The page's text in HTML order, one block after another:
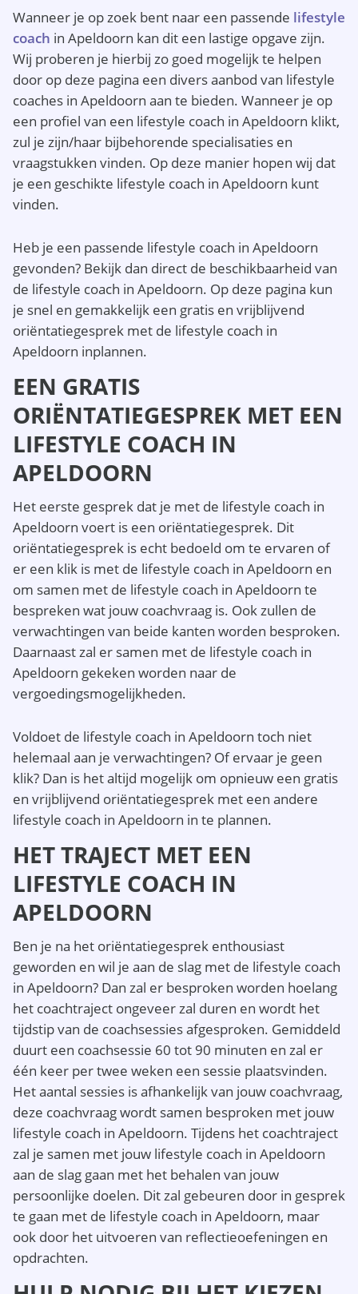
Wanneer je op zoek bent naar een passende lifestyle
coach in Apeldoorn kan dit een lastige opgave zijn.
Wij proberen je hierbij zo goed mogelijk te helpen
door op deze pagina een divers aanbod van lifestyle
coaches in Apeldoorn aan te bieden. Wanneer je op
een profiel van een lifestyle coach in Apeldoorn klikt,
zul je zijn/haar bijbehorende specialisaties en
vraagstukken vinden. Op deze manier hopen wij dat
je een geschikte lifestyle coach in Apeldoorn kunt
vinden.
Heb je een passende lifestyle coach in Apeldoorn
gevonden? Bekijk dan direct de beschikbaarheid van
de lifestyle coach in Apeldoorn. Op deze pagina kun
je snel en gemakkelijk een gratis en vrijblijvend
oriëntatiegesprek met de lifestyle coach in
Apeldoorn inplannen.
EEN GRATIS
ORIËNTATIEGESPREK MET EEN
LIFESTYLE COACH IN
APELDOORN
Het eerste gesprek dat je met de lifestyle coach in
Apeldoorn voert is een oriëntatiegesprek. Dit
oriëntatiegesprek is echt bedoeld om te ervaren of
er een klik is met de lifestyle coach in Apeldoorn en
om samen met de lifestyle coach in Apeldoorn te
bespreken wat jouw coachvraag is. Ook zullen de
verwachtingen van beide kanten worden besproken.
Daarnaast zal er samen met de lifestyle coach in
Apeldoorn gekeken worden naar de
vergoedingsmogelijkheden.
Voldoet de lifestyle coach in Apeldoorn toch niet
helemaal aan je verwachtingen? Of ervaar je geen
klik? Dan is het altijd mogelijk om opnieuw een gratis
en vrijblijvend oriëntatiegesprek met een andere
lifestyle coach in Apeldoorn in te plannen.
HET TRAJECT MET EEN
LIFESTYLE COACH IN
APELDOORN
Ben je na het oriëntatiegesprek enthousiast
geworden en wil je aan de slag met de lifestyle coach
in Apeldoorn? Dan zal er besproken worden hoelang
het coachtraject ongeveer zal duren en wordt het
tijdstip van de coachsessies afgesproken. Gemiddeld
duurt een coachsessie 60 tot 90 minuten en zal er
één keer per twee weken een sessie plaatsvinden.
Het aantal sessies is afhankelijk van jouw coachvraag,
deze coachvraag wordt samen besproken met jouw
lifestyle coach in Apeldoorn. Tijdens het coachtraject
zal je samen met jouw lifestyle coach in Apeldoorn
aan de slag gaan met het behalen van jouw
persoonlijke doelen. Dit zal gebeuren door in gesprek
te gaan met de lifestyle coach in Apeldoorn, maar
ook door het uitvoeren van reflectieoefeningen en
opdrachten.